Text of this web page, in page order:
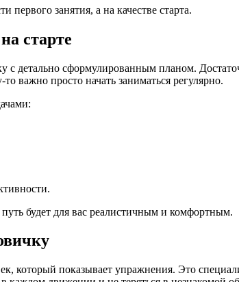
занятия, а на качестве старта.
старте
с детально сформулированным планом.
важно просто начать заниматься регулярно.
будет для вас реалистичным и комфортным.
который показывает упражнения. Это